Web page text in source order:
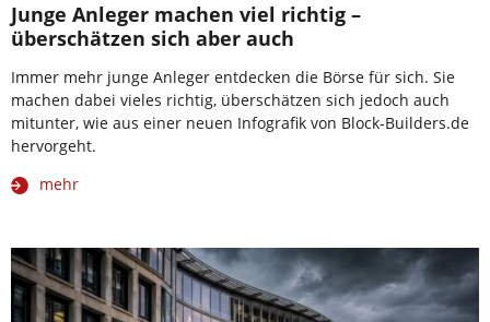
Junge Anleger machen viel richtig –
überschätzen sich aber auch
Immer mehr junge Anleger entdecken die Börse für sich. Sie
machen dabei vieles richtig, überschätzen sich jedoch auch
mitunter, wie aus einer neuen Infografik von Block-Builders.de
hervorgeht.
mehr